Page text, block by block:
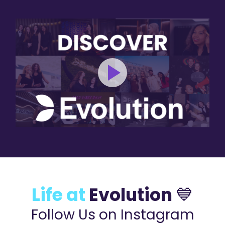
Life at Evolution 💙
Follow Us on Instagram